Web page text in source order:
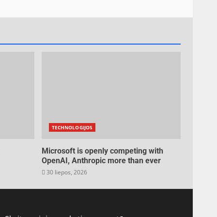
TECHNOLOGIJOS
Microsoft is openly competing with
OpenAI, Anthropic more than ever
30 liepos, 2026